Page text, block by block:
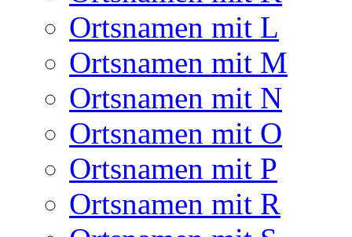
Ortsnamen mit L
Ortsnamen mit M
Ortsnamen mit N
Ortsnamen mit O
Ortsnamen mit P
Ortsnamen mit R